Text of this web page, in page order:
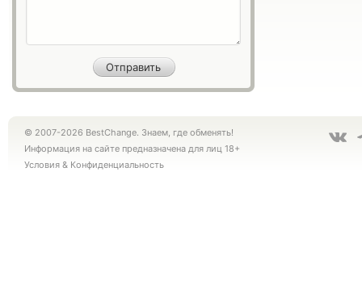
© 2007-2026 BestChange. Знаем, где обменять!
Информация на сайте предназначена для лиц 18+
Условия & Конфиденциальность